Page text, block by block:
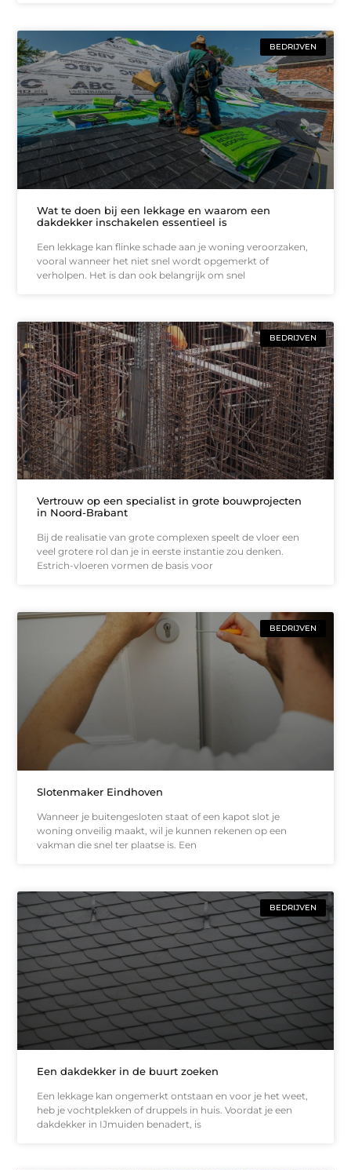
BEDRIJVEN
Wat te doen bij een lekkage en waarom een
dakdekker inschakelen essentieel is
Een lekkage kan flinke schade aan je woning veroorzaken,
vooral wanneer het niet snel wordt opgemerkt of
verholpen. Het is dan ook belangrijk om snel
BEDRIJVEN
Vertrouw op een specialist in grote bouwprojecten
in Noord-Brabant
Bij de realisatie van grote complexen speelt de vloer een
veel grotere rol dan je in eerste instantie zou denken.
Estrich-vloeren vormen de basis voor
BEDRIJVEN
Slotenmaker Eindhoven
Wanneer je buitengesloten staat of een kapot slot je
woning onveilig maakt, wil je kunnen rekenen op een
vakman die snel ter plaatse is. Een
BEDRIJVEN
Een dakdekker in de buurt zoeken
Een lekkage kan ongemerkt ontstaan en voor je het weet,
heb je vochtplekken of druppels in huis. Voordat je een
dakdekker in IJmuiden benadert, is